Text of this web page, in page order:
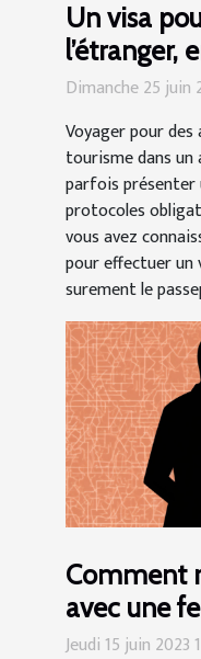
Un visa
l’étranger,
important
Dimanche 25 juin
Voyager pour
tourisme dans
parfois présenter
protocoles
vous avez
pour effectuer un
surement le
Comment
avec une
Jeudi 15 juin 2023